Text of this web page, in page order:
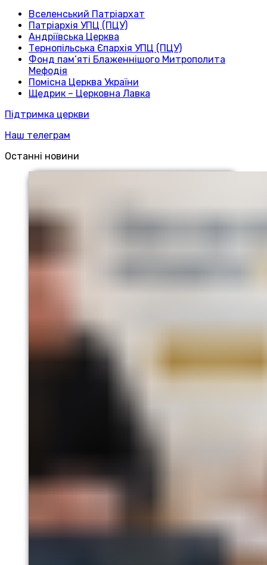
Вселенський Патріархат
Патріархія УПЦ (ПЦУ)
Андріївська Церква
Тернопільська Єпархія УПЦ (ПЦУ)
Фонд пам’яті Блаженнішого Митрополита
Мефодія
Помісна Церква України
Щедрик – Церковна Лавка
Підтримка церкви
Наш телеграм
Останні новини